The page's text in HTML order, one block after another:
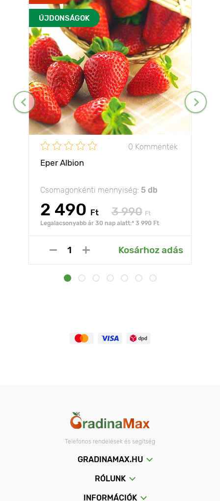
ÚJDONSÁGOK
0 Kommentek
Eper Albion
Csomagonkénti mennyiség: 5 db
2 490 Ft 3 990 Ft
Legalacsonyabb ár 30 nap alatt:* 3 990 Ft
Kosárhoz adás
Telefonos rendelések és segítség
GRADINAMAX.HU
RÓLUNK
INFORMÁCIÓK